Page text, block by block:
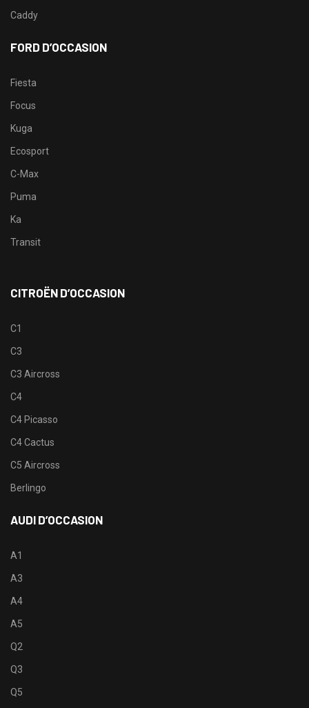
Caddy
FORD D’OCCASION
Fiesta
Focus
Kuga
Ecosport
C-Max
Puma
Ka
Transit
CITROËN D’OCCASION
C1
C3
C3 Aircross
C4
C4 Picasso
C4 Cactus
C5 Aircross
Berlingo
AUDI D’OCCASION
A1
A3
A4
A5
Q2
Q3
Q5